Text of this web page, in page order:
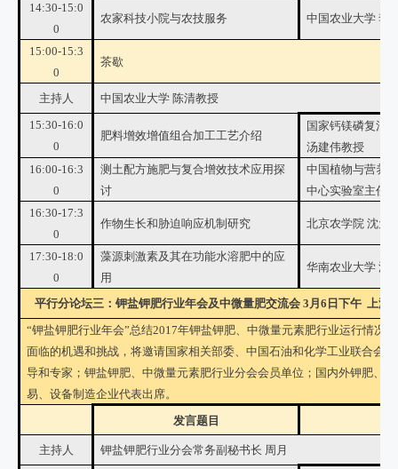
14:30-15:0
0
农家科技小院与农技服务 中国农业大学 李
15:00-15:3
0
茶歇
主持人
中国农业大学 陈清教授
15:30-16:0
0
肥料增效增值组合加工工艺介绍
国家钙镁磷复混
汤建伟教授
16:00-16:3
0
测土配方施肥与复合增效技术应用探
讨
中国植物与营养
中心实验室主任
16:30-17:3
0
作物生长和胁迫响应机制研究 北京农学院 沈元
17:30-18:0
0
藻源刺激素及其在功能水溶肥中的应
用
华南农业大学 沈
平行分论坛三： 钾盐钾肥行业年会及中微量肥交流会 3月6日下午 上海
“钾盐钾肥行业年会”总结2017年钾盐钾肥、中微量元素肥行业运行情况
面临的机遇和挑战，将邀请国家相关部委、中国石油和化学工业联合会
导和专家；钾盐钾肥、中微量元素肥行业分会会员单位；国内外钾肥、
易、设备制造企业代表出席。
发言题目
主持人
钾盐钾肥行业分会常务副秘书长 周月